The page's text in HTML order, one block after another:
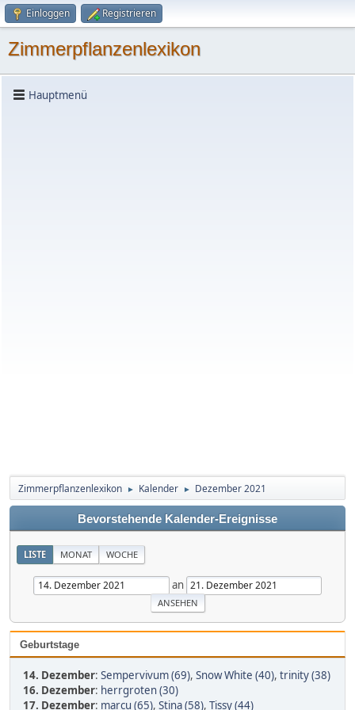
Einloggen Registrieren
Zimmerpflanzenlexikon
Hauptmenü
Zimmerpflanzenlexikon ► Kalender ► Dezember 2021
Bevorstehende Kalender-Ereignisse
LISTE MONAT WOCHE
an
Geburtstage
14. Dezember: Sempervivum (69), Snow White (40), trinity (38)
16. Dezember: herrgroten (30)
17. Dezember: marcu (65), Stina (58), Tissy (44)